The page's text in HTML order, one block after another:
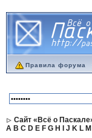
Правила форума
Сайт «Всё о
A B C D E F G H J K L M